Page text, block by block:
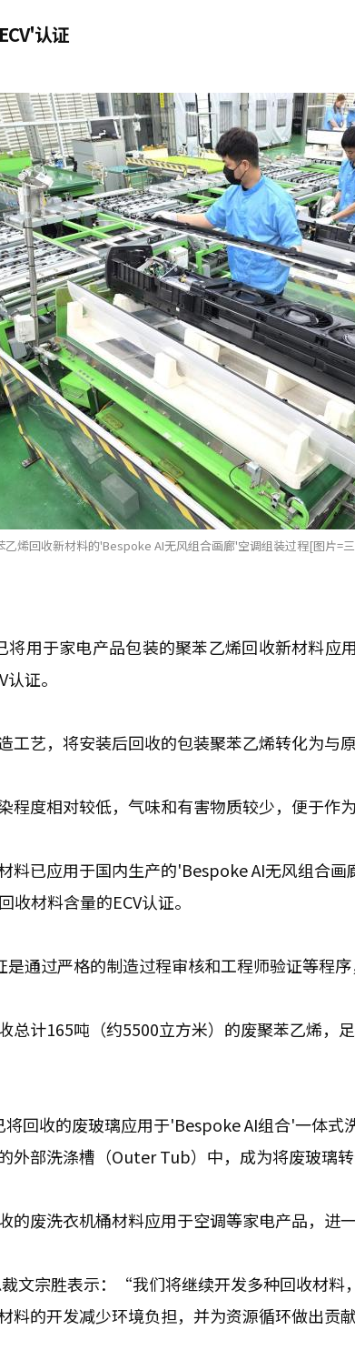
认证
乙烯回收新材料的'Bespoke AI无风组合画廊'空调组装过程[图片=
将用于家电产品包装的聚苯乙烯回收新材料应
证。
工艺，将安装后回收的包装聚苯乙烯转化为与
程度相对较低，气味和有害物质较少，便于作
料已应用于国内生产的'Bespoke AI无风组合
材料含量的ECV认证。
是通过严格的制造过程审核和工程师验证等程
总计165吨（约5500立方米）的废聚苯乙烯，
回收的废玻璃应用于'Bespoke AI组合'一体式
外部洗涤槽（Outer Tub）中，成为将废玻璃
的废洗衣机桶材料应用于空调等家电产品，进
文宗胜表示：“我们将继续开发多种回收材料
料的开发减少环境负担，并为资源循环做出贡